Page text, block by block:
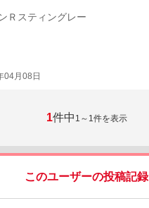
Ｒスティングレー
04月08日
1件中 1～1件を表示
このユーザーの投稿記録